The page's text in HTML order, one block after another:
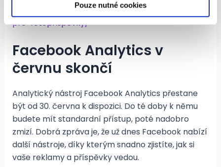
Pouze nutné cookies
https://newsfeed.cz/facebook-spousti-layouts-
pro-fotoprispevky/
Facebook Analytics v
červnu skončí
Analytický nástroj Facebook Analytics přestane
být od 30. června k dispozici. Do té doby k němu
budete mít standardní přístup, poté nadobro
zmizí. Dobrá zpráva je, že už dnes Facebook nabízí
další nástroje, díky kterým snadno zjistíte, jak si
vaše reklamy a příspěvky vedou.